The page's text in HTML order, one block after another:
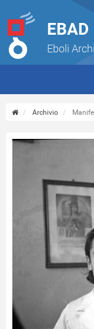
EBAD
Eboli
Archivio